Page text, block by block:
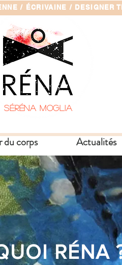
SÉRÉNA MOGLIA
/ ÉCRIVAINE / DESIGNER
corps Actualités
RÉNA